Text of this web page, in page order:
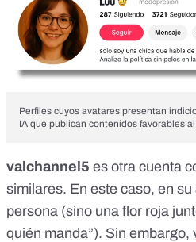
Perfiles cuyos avatares presentan
IA que publican contenidos favorables
valchannel5 es otra cuenta
similares. En este caso, en
persona (sino una flor roja
quién manda”). Sin